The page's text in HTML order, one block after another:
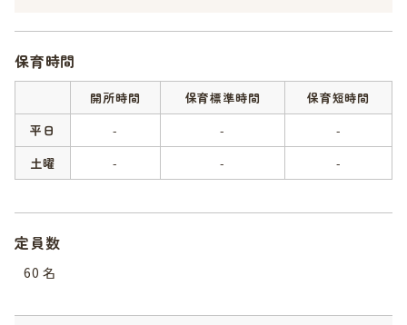
保育時間
開所時間 保育標準時間
保育短時間
平日
- -
-
土曜
- - -
定員数
60 名